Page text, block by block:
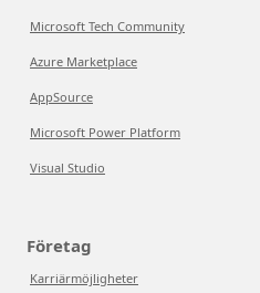
Microsoft Tech Community
Azure Marketplace
AppSource
Microsoft Power Platform
Visual Studio
Företag
Karriärmöjligheter